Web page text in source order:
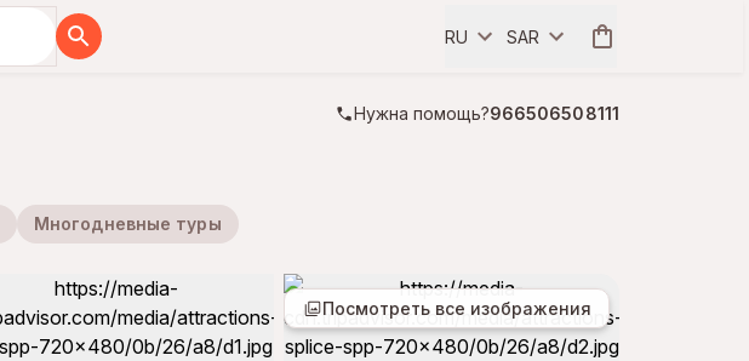
RU SAR
Нужна помощь?966506508111
Многодневные туры
Посмотреть все изображения